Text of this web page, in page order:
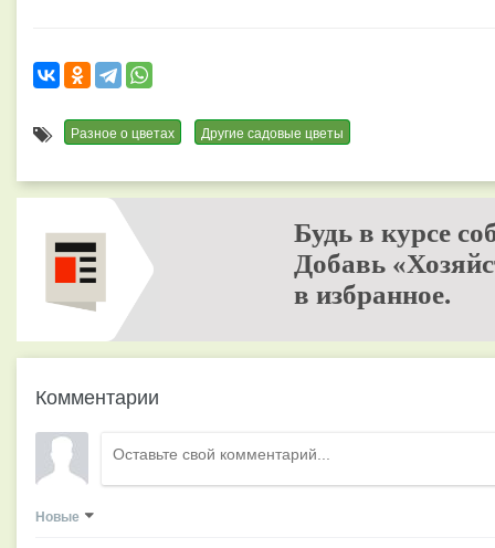
Разное о цветах Другие садовые цветы
Будь в курсе
Добавь
в избранное.
Комментарии
Новые